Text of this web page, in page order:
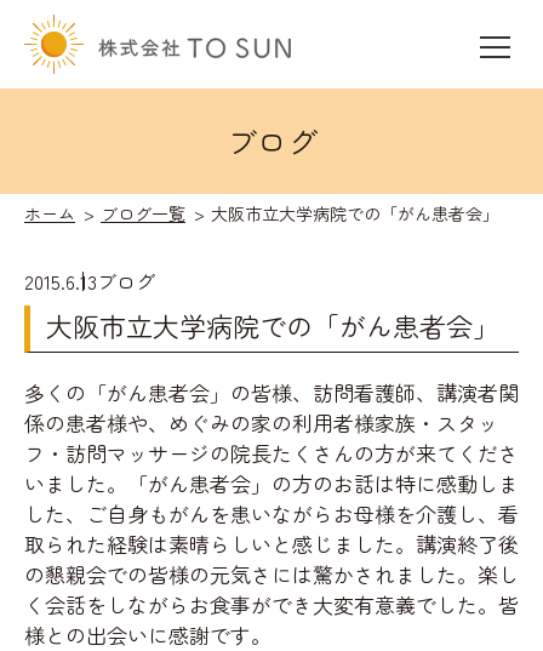
ブログ
ホーム ブログ一覧 大阪市立大学病院での「がん患者会」
2015.6.13ブログ
大阪市立大学病院での「がん患者会」
多くの「がん患者会」の皆様、訪問看護師、講演者関
係の患者様や、めぐみの家の利用者様家族・スタッ
フ・訪問マッサージの院長たくさんの方が来てくださ
いました。「がん患者会」の方のお話は特に感動しま
した、ご自身もがんを患いながらお母様を介護し、看
取られた経験は素晴らしいと感じました。講演終了後
の懇親会での皆様の元気さには驚かされました。楽し
く会話をしながらお食事ができ大変有意義でした。皆
様との出会いに感謝です。